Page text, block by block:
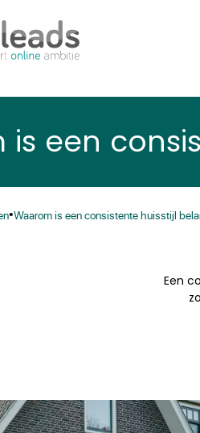
is een
• waarom is een consistente huisstijl
Een